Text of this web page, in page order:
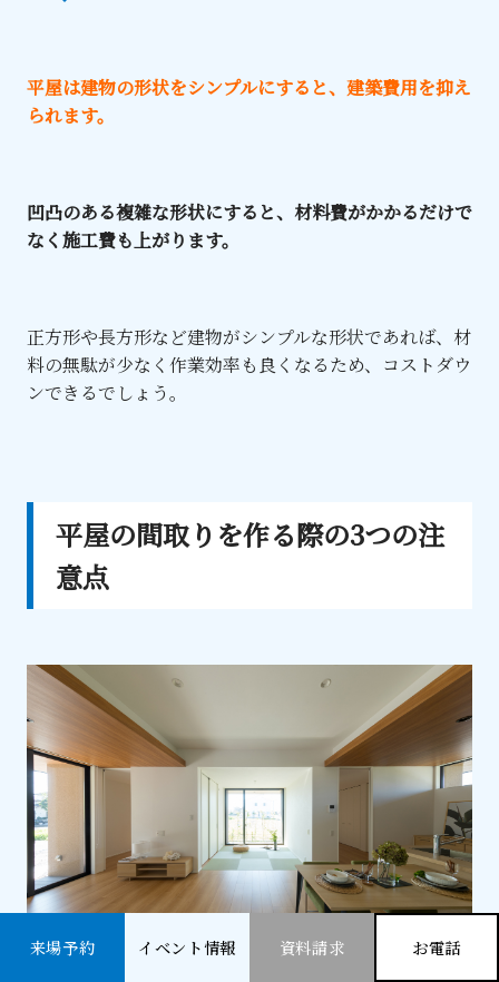
平屋は建物の形状をシンプルにすると、建築費用を抑え
られます。
凹凸のある複雑な形状にすると、材料費がかかるだけで
なく施工費も上がります。
正方形や長方形など建物がシンプルな形状であれば、材
料の無駄が少なく作業効率も良くなるため、コストダウ
ンできるでしょう。
平屋の間取りを作る際の3つの注
意点
来場予約 イベント情報 資料請求 お電話